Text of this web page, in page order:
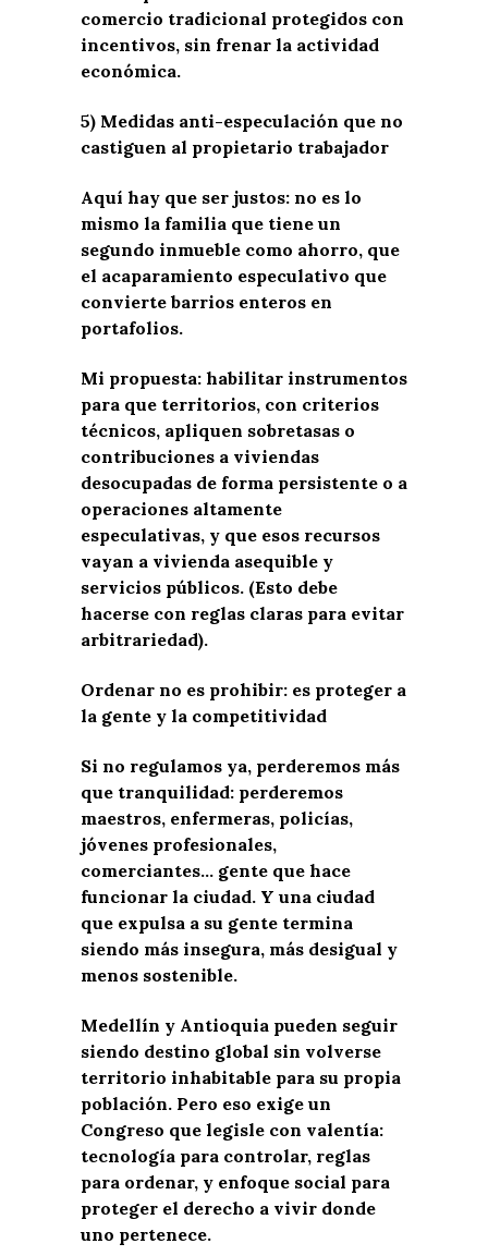
comercio tradicional protegidos con
incentivos, sin frenar la actividad
económica.
5) Medidas anti-especulación que no
castiguen al propietario trabajador
Aquí hay que ser justos: no es lo
mismo la familia que tiene un
segundo inmueble como ahorro, que
el acaparamiento especulativo que
convierte barrios enteros en
portafolios.
Mi propuesta: habilitar instrumentos
para que territorios, con criterios
técnicos, apliquen sobretasas o
contribuciones a viviendas
desocupadas de forma persistente o a
operaciones altamente
especulativas, y que esos recursos
vayan a vivienda asequible y
servicios públicos. (Esto debe
hacerse con reglas claras para evitar
arbitrariedad).
Ordenar no es prohibir: es proteger a
la gente y la competitividad
Si no regulamos ya, perderemos más
que tranquilidad: perderemos
maestros, enfermeras, policías,
jóvenes profesionales,
comerciantes… gente que hace
funcionar la ciudad. Y una ciudad
que expulsa a su gente termina
siendo más insegura, más desigual y
menos sostenible.
Medellín y Antioquia pueden seguir
siendo destino global sin volverse
territorio inhabitable para su propia
población. Pero eso exige un
Congreso que legisle con valentía:
tecnología para controlar, reglas
para ordenar, y enfoque social para
proteger el derecho a vivir donde
uno pertenece.